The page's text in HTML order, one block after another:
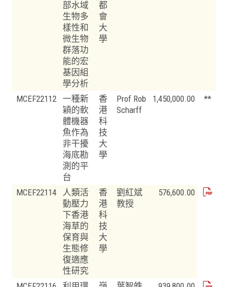
部水域
生物多
樣性和
微生物
群落功
能的宏
基因組
學分析
都
會
大
學
MCEF22112 一種新
穎的軟
體機器
魚作為
非干擾
海底勘
測的平
台
香
港
科
技
大
學
Prof Rob
Scharff
1,450,000.00 **
MCEF22114
人類活
動壓力
下香港
海草的
保育與
生態修
復適應
性研究
香
港
科
技
大
學
劉紅斌
教授
576,600.00